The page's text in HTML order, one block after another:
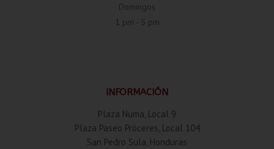
Domingos
1 pm - 5 pm
INFORMACIÓN
Plaza Numa, Local 9
Plaza Paseo Próceres, Local 104
San Pedro Sula, Honduras